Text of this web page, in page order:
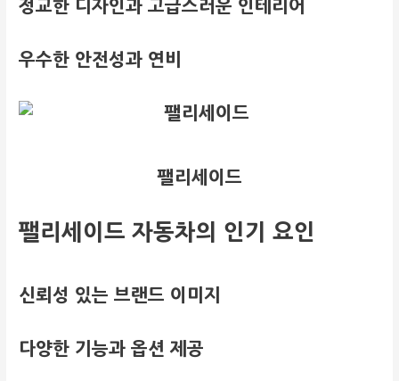
정교한 디자인과 고급스러운 인테리어
우수한 안전성과 연비
팰리세이드
팰리세이드 자동차의 인기 요인
신뢰성 있는 브랜드 이미지
다양한 기능과 옵션 제공